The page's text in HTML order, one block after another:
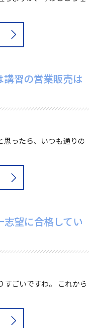
習の営業販売は
思ったら、いつも通りの
望に合格してい
すごいですわ。 これから